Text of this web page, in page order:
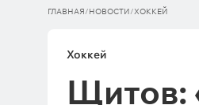
ГЛАВНАЯ/НОВОСТИ/ХОККЕЙ
Хоккей
Щитов: